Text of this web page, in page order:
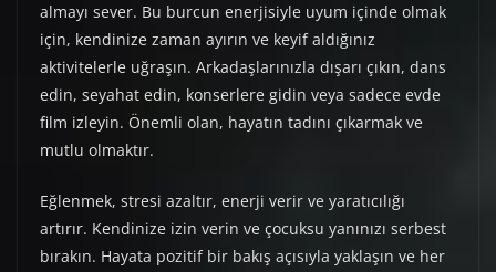
almayı sever. Bu burcun enerjisiyle uyum içinde olmak
için, kendinize zaman ayırın ve keyif aldığınız
aktivitelerle uğraşın. Arkadaşlarınızla dışarı çıkın, dans
edin, seyahat edin, konserlere gidin veya sadece evde
film izleyin. Önemli olan, hayatın tadını çıkarmak ve
mutlu olmaktır.
Eğlenmek, stresi azaltır, enerji verir ve yaratıcılığı
artırır. Kendinize izin verin ve çocuksu yanınızı serbest
bırakın. Hayata pozitif bir bakış açısıyla yaklaşın ve her